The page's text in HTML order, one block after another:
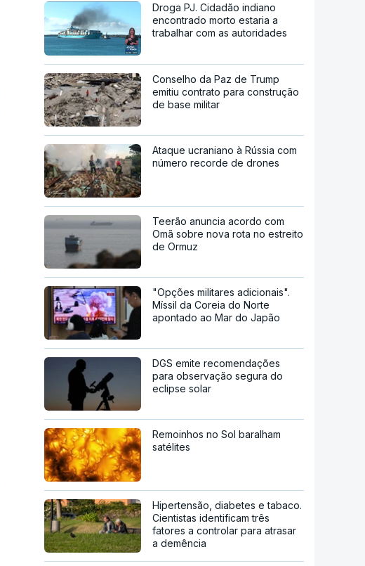
Droga PJ. Cidadão indiano
encontrado morto estaria a
trabalhar com as autoridades
Conselho da Paz de Trump
emitiu contrato para construção
de base militar
Ataque ucraniano à Rússia com
número recorde de drones
Teerão anuncia acordo com
Omã sobre nova rota no estreito
de Ormuz
"Opções militares adicionais".
Míssil da Coreia do Norte
apontado ao Mar do Japão
DGS emite recomendações
para observação segura do
eclipse solar
Remoinhos no Sol baralham
satélites
Hipertensão, diabetes e tabaco.
Cientistas identificam três
fatores a controlar para atrasar
a demência